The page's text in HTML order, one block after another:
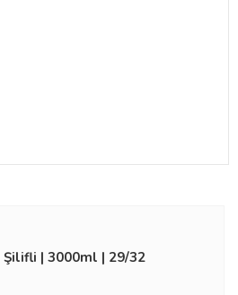
Şilifli | 3000ml | 29/32